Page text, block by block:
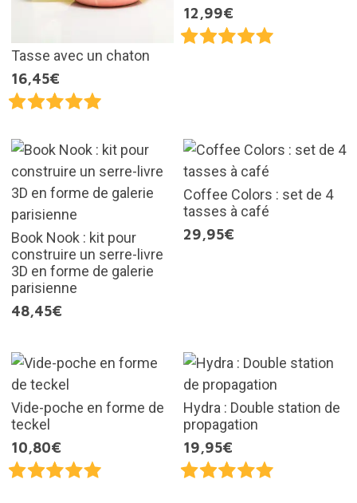
Tasse avec un chaton
16,45€
12,99€
Book Nook : kit pour
construire un serre-livre
3D en forme de galerie
parisienne
48,45€
Coffee Colors : set de 4
tasses à café
29,95€
Vide-poche en forme de
teckel
10,80€
Hydra : Double station de
propagation
19,95€